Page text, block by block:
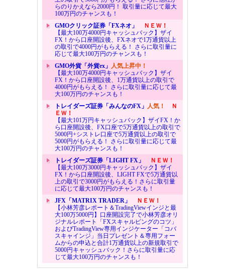
らのりかえなら2000円！ 取引量に応じて最大
100万円のチャンスも！
GMOクリック証券「FXネオ」
ＮＥＷ！
【最大100万4000円キャッシュバック】ザイ
FX！から口座開設後、FXネオで1万通貨以上
の取引で4000円がもらえる！ さらに取引量に
応じて最大100万円のチャンスも！
GMO外貨「外貨ex」 人気上昇中！
【最大100万4000円キャッシュバック】ザイ
FX！から口座開設後、1万通貨以上の取引で
4000円がもらえる！ さらに取引量に応じて最
大100万円のチャンスも！
トレイダーズ証券「みんなのFX」 人気！
Ｎ
ＥＷ！
【最大101万円キャッシュバック】ザイFX！か
ら口座開設後、FX口座で5万通貨以上の取引で
5000円+シストレ口座で5万通貨以上の取引で
5000円がもらえる！ さらに取引量に応じて最
大100万円のチャンスも！
トレイダーズ証券「LIGHT FX」
ＮＥＷ！
【最大100万3000円キャッシュバック】ザイ
FX！から口座開設後、LIGHT FXで5万通貨以
上の取引で3000円がもらえる！さらに取引量
に応じて最大100万円のチャンスも！
JFX「MATRIX TRADER」
ＮＥＷ！
【小林芳彦レポート＆TradingViewインジと最
大100万5000円】口座開設完了で小林芳彦オリ
ジナルレポート「FXスキャルピングのコツ」
およびTradingView専用インジケーター「コバ
スキャインジ」当日プレゼント＆専用フォー
ムからの申込と合計1万通貨以上の新規取引で
5000円キャッシュバック！さらに取引量に応
じて最大100万円のチャンスも！